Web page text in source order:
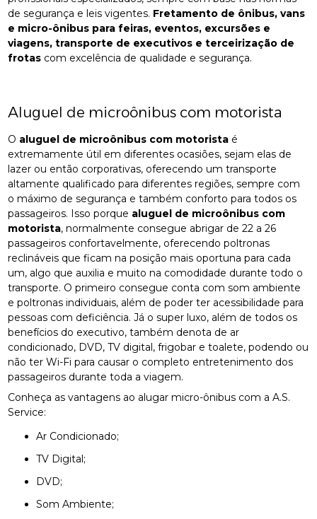
de segurança e leis vigentes. Fretamento de ônibus, vans
e micro-ônibus para feiras, eventos, excursões e
viagens, transporte de executivos e terceirização de
frotas com excelência de qualidade e segurança.
Aluguel de microônibus com motorista
O aluguel de microônibus com motorista é
extremamente útil em diferentes ocasiões, sejam elas de
lazer ou então corporativas, oferecendo um transporte
altamente qualificado para diferentes regiões, sempre com
o máximo de segurança e também conforto para todos os
passageiros. Isso porque aluguel de microônibus com
motorista, normalmente consegue abrigar de 22 a 26
passageiros confortavelmente, oferecendo poltronas
reclináveis que ficam na posição mais oportuna para cada
um, algo que auxilia e muito na comodidade durante todo o
transporte. O primeiro consegue conta com som ambiente
e poltronas individuais, além de poder ter acessibilidade para
pessoas com deficiência. Já o super luxo, além de todos os
benefícios do executivo, também denota de ar
condicionado, DVD, TV digital, frigobar e toalete, podendo ou
não ter Wi-Fi para causar o completo entretenimento dos
passageiros durante toda a viagem.
Conheça as vantagens ao alugar micro-ônibus com a A.S.
Service:
Ar Condicionado;
TV Digital;
DVD;
Som Ambiente;